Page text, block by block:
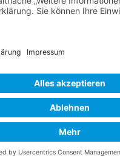
NACH OBEN
Verlag für Absatzwirtschaft
Powered bynative:media.